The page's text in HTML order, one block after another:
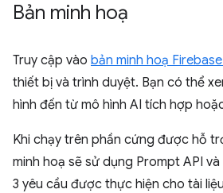
Bản minh hoạ
Truy cập vào bản minh hoạ
thiết bị và trình duyệt. Bạn có thể
hình đến từ mô hình AI tích hợp
Khi chạy trên phần cứng được hỗ
minh hoạ sẽ sử dụng Prompt API
3 yêu cầu được thực hiện cho tài